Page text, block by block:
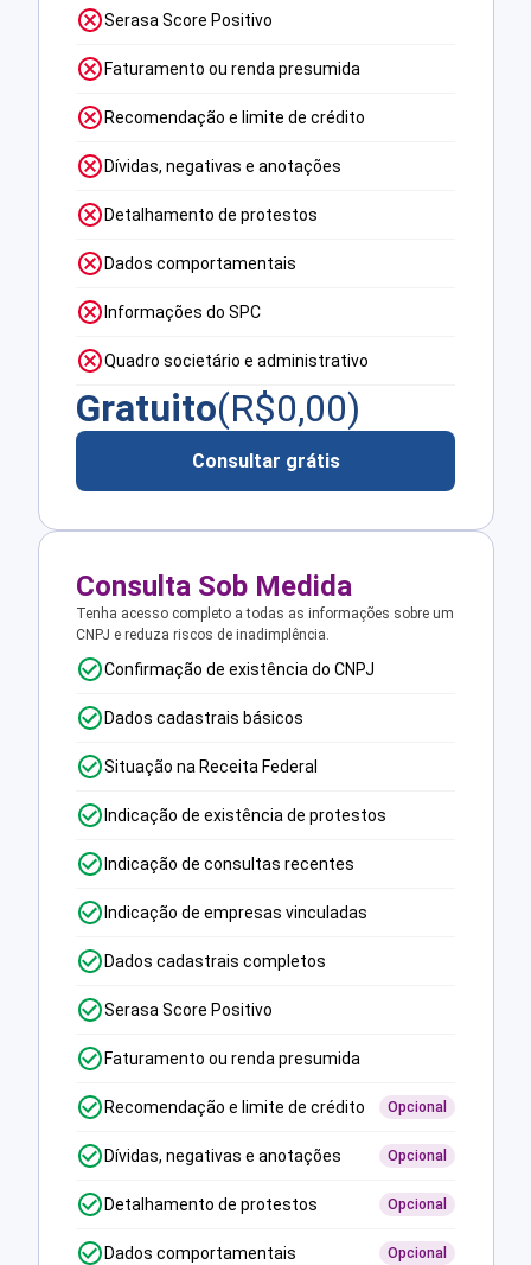
Serasa Score Positivo
Faturamento ou renda presumida
Recomendação e limite de crédito
Dívidas, negativas e anotações
Detalhamento de protestos
Dados comportamentais
Informações do SPC
Quadro societário e administrativo
Gratuito(R$0,00)
Consultar grátis
Consulta Sob Medida
Tenha acesso completo a todas as informações sobre um
CNPJ e reduza riscos de inadimplência.
Confirmação de existência do CNPJ
Dados cadastrais básicos
Situação na Receita Federal
Indicação de existência de protestos
Indicação de consultas recentes
Indicação de empresas vinculadas
Dados cadastrais completos
Serasa Score Positivo
Faturamento ou renda presumida
Recomendação e limite de crédito Opcional
Dívidas, negativas e anotações Opcional
Detalhamento de protestos Opcional
Dados comportamentais Opcional